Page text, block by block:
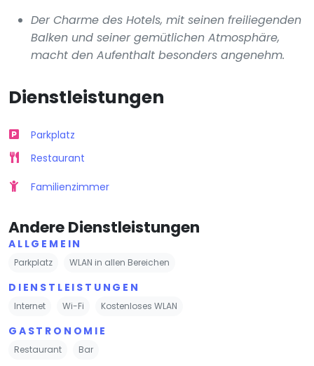
Der Charme des Hotels, mit seinen freiliegenden
Balken und seiner gemütlichen Atmosphäre,
macht den Aufenthalt besonders angenehm.
Dienstleistungen
Parkplatz
Restaurant
Familienzimmer
Andere Dienstleistungen
ALLGEMEIN
Parkplatz WLAN in allen Bereichen
DIENSTLEISTUNGEN
Internet Wi-Fi Kostenloses WLAN
GASTRONOMIE
Restaurant Bar